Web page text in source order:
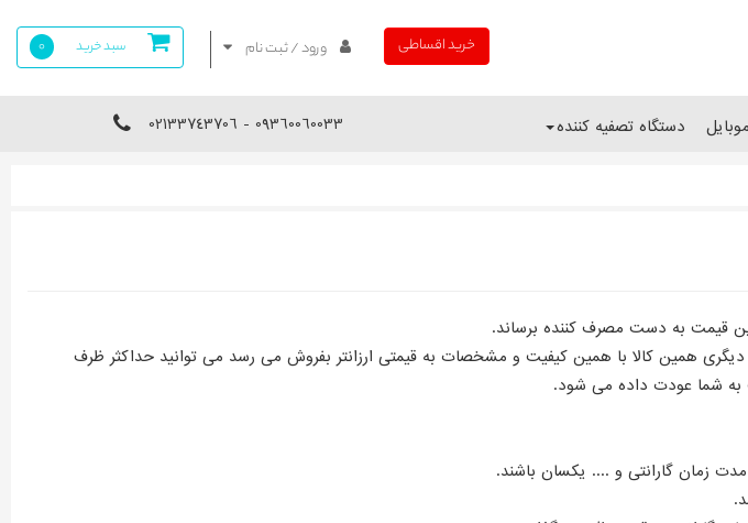
سبد خرید 0 ورود / ثبت نام خرید اقساطی
موبایل دستگاه تصفیه کننده 09360060033 - 02133743706
قیمت به دست مصرف کننده برساند.
همین کالا با همین کیفیت و مشخصات به قیمتی ارزانتر بفروش می رسد می توانید حداکثر ظرف